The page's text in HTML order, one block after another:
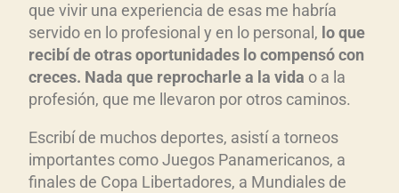
que vivir una experiencia de esas me habría
servido en lo profesional y en lo personal, lo que
recibí de otras oportunidades lo compensó con
creces. Nada que reprocharle a la vida o a la
profesión, que me llevaron por otros caminos.
Escribí de muchos deportes, asistí a torneos
importantes como Juegos Panamericanos, a
finales de Copa Libertadores, a Mundiales de